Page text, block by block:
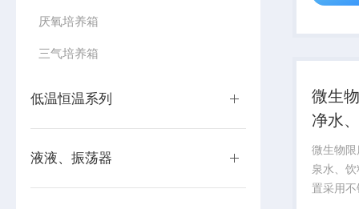
厌氧培养箱
三气培养箱
低温恒温系列
液液、振荡器
学、卫
微生
净水
微生物
泉水、
置采用